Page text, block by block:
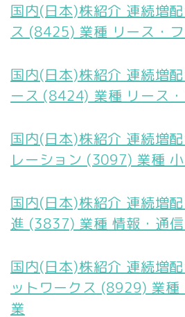
国内(日本)株紹介 連続増
ス (8425) 業種 リース・
国内(日本)株紹介 連続増
ース (8424) 業種 リース
国内(日本)株紹介 連続増
レーション (3097) 業種 小
国内(日本)株紹介 連続増
進 (3837) 業種 情報・通信
国内(日本)株紹介 連続増
ットワークス (8929) 業種
業